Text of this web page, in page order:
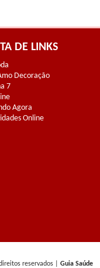
DE LINKS
Decoração
7
Agora
Online
reservados | Guia Saúde